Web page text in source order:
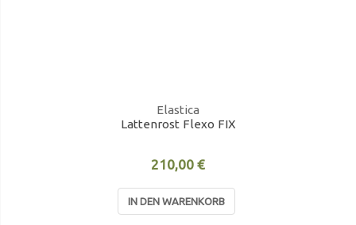
Elastica
Lattenrost Flexo FIX
210,00 €
IN DEN WARENKORB